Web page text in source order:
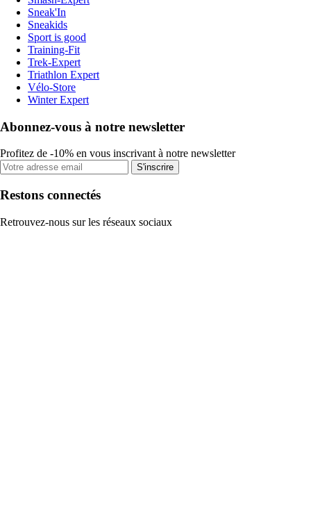
Sneak'In
Sneakids
Sport is good
Training-Fit
Trek-Expert
Triathlon Expert
Vélo-Store
Winter Expert
Abonnez-vous à notre newsletter
Profitez de -10% en vous inscrivant à notre newsletter
S'inscrire
Restons connectés
Retrouvez-nous sur les réseaux sociaux